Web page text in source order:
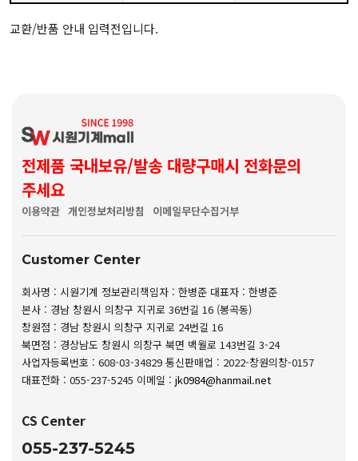
교환/반품 안내 입력전입니다.
전제품 국내보유/발송 대량구매시 전화문의
주세요
이용약관 개인정보처리방침 이메일무단수집거부
Customer Center
회사명 : 시원기계 정보관리책임자 : 한병준 대표자 : 한병준
본사 : 경남 창원시 의창구 지귀로 36번길 16 (봉곡동)
창원점 : 경남 창원시 의창구 지귀로 24번길 16
북면점 : 경상남도 창원시 의창구 북면 백월로 143번길 3-24
사업자등록번호 : 608-03-34829 통신판매업 : 2022-창원의창-0157
대표전화 : 055-237-5245 이메일 : jk0984@hanmail.net
CS Center
055-237-5245